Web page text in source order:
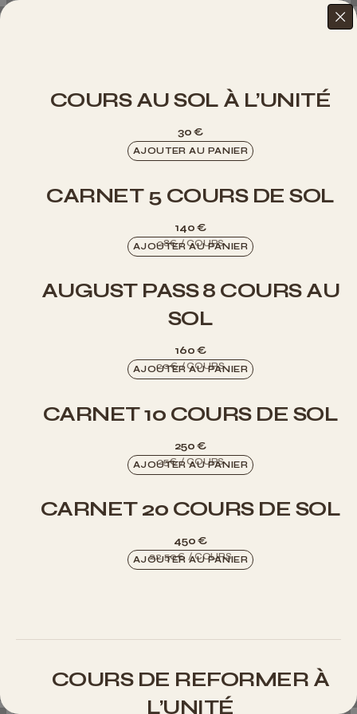
COURS AU SOL À L’UNITÉ
30€
AJOUTER AU PANIER
CARNET 5 COURS DE SOL
140€
AJOUTER AU PANIER
AUGUST PASS 8 COURS AU
SOL
160€
AJOUTER AU PANIER
CARNET 10 COURS DE SOL
250€
AJOUTER AU PANIER
CARNET 20 COURS DE SOL
450€
AJOUTER AU PANIER
COURS DE REFORMER À
L’UNITÉ